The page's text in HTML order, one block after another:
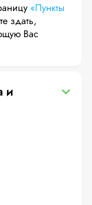
«Пункты
здать,
и